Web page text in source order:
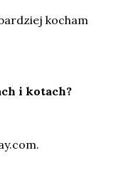
kocham
i kotach?